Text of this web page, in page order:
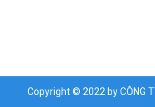
Copyright © 2022 by CÔNG